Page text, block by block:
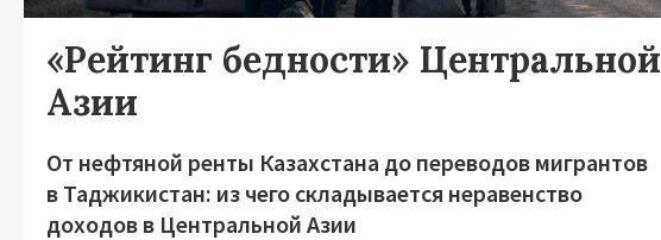
«Рейтинг бедности» Центральной
Азии
От нефтяной ренты Казахстана до переводов мигрантов
в Таджикистан: из чего складывается неравенство
доходов в Центральной Азии